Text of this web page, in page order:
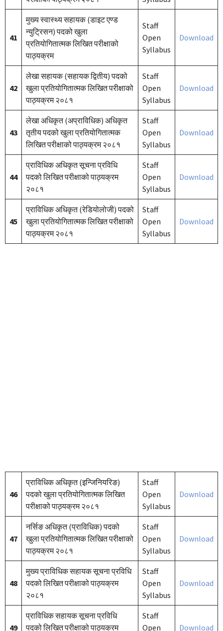
41
मुख्य स्वास्थ्य सहायक (डाइट एण्ड
न्युट्रिसन) पदको खुला
प्रतियोगितात्मक लिखित परीक्षाको
पाठ्यक्रम
Staff
Open
Syllabus
Download
42
लेखा सहायक (सहायक द्वितीय) पदको
खुला प्रतियोगितात्मक लिखित परीक्षाको
पाठ्यक्रम २०८१
Staff
Open
Syllabus
Download
43
लेखा अधिकृत (अप्राविधिक) अधिकृत
तृतीय पदको खुला प्रतियोगितात्मक
लिखित परीक्षाको पाठ्यक्रम २०८१
Staff
Open
Syllabus
Download
44
प्राविधिक अधिकृत सूचना प्रविधि
पदको लिखित परीक्षाको पाठ्यक्रम
२०८१
Staff
Open
Syllabus
Download
45
प्राविधिक अधिकृत (रेडियोलोजी) पदको
खुला प्रतियोगितात्मक लिखित परीक्षाको
पाठ्यक्रम २०८१
Staff
Open
Syllabus
Download
46
प्राविधिक अधिकृत (इन्जिनियरिङ)
पदको खुला प्रतियोगितात्मक लिखित
परीक्षाको पाठ्यक्रम २०८१
Staff
Open
Syllabus
Download
47
नर्सिङ अधिकृत (प्राविधिक) पदको
खुला प्रतियोगितात्मक लिखित परीक्षाको
पाठ्यक्रम २०८१
Staff
Open
Syllabus
Download
48
मुख्य प्राविधिक सहायक सूचना प्रविधि
पदको लिखित परीक्षाको पाठ्यक्रम
२०८१
Staff
Open
Syllabus
Download
49
प्राविधिक सहायक सूचना प्रविधि
पदको लिखित परीक्षाको पाठ्यक्रम
Staff
Open
Download